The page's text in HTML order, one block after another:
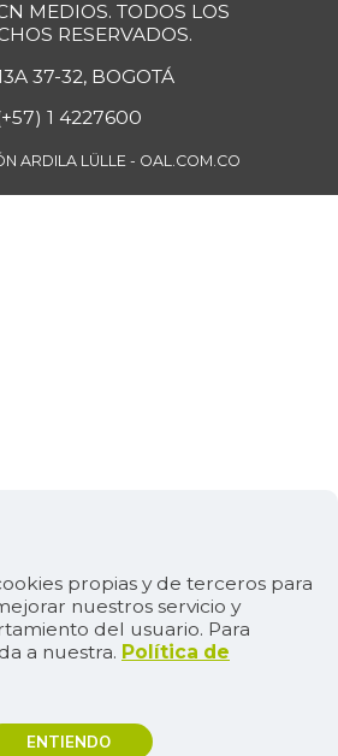
MEDIOS. TODOS LOS
RESERVADOS.
37-32, BOGOTÁ
1 4227600
ARDILA LÜLLE - OAL.COM.CO
propias y de terceros para
nuestros servicio y
del usuario. Para
a nuestra. Política de
ENTIENDO